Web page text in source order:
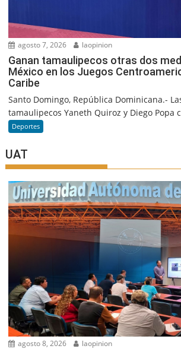
agosto 7, 2026 laopinion
Ganan tamaulipecos otras dos
México en los Juegos
Caribe
Santo Domingo, República Dominicana.-
tamaulipecos Yaneth Quiroz y Diego Popa
Deportes
UAT
agosto 8, 2026 laopinion